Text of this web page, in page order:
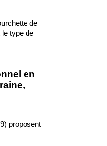
de
le type de
en
proposent